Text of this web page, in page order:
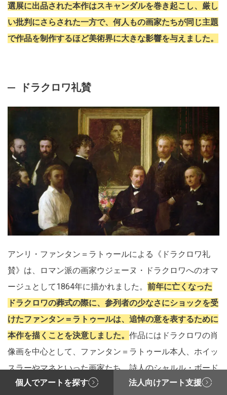
選展に出品された本作はスキャンダルを巻き起こし、厳し
い批判にさらされた一方で、何人もの画家たちが同じ主題
で作品を制作するほど美術界に大きな影響を与えました。
ドラクロワ礼賛
アンリ・ファンタン＝ラトゥールによる《ドラクロワ礼
賛》は、ロマン派の画家ウジェーヌ・ドラクロワへのオマ
ージュとして1864年に描かれました。 前年に亡くなった
ドラクロワの葬式の際に、参列者の少なさにショックを受
けたファンタン＝ラトゥールは、追悼の意を表するために
本作を描くことを決意しました。 作品にはドラクロワの肖
像画を中心として、ファンタン＝ラトゥール本人、ホイッ
スラーやマネといった画家たち、詩人のシャルル・ボード
レールなどの10人の人物が描かれています。本作は1864
個人でアートを探す 法人向けアート支援